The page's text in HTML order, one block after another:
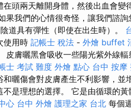
頭兩天離開身體，然後出血會變
果我們的心情很奇怪，讓我們諮
道具有彈性（即使在出生時）。
使用時 記帳士 稅法 - 外燴 buffet
皮膚曬黑會吸收一些陽光紫外線
士 考試 難度 外燴 點心 台中 按摩
曬傷會對皮膚產生不利影響，並
不是理想的選擇。 它是由循環的
心 台中 外燴 護理之家 台北 每個